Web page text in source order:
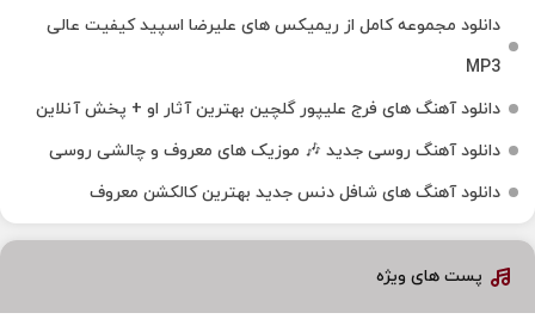
دانلود مجموعه کامل از ریمیکس های علیرضا اسپید کیفیت عالی
MP3
دانلود آهنگ های فرج علیپور گلچین بهترین آثار او + پخش آنلاین
دانلود آهنگ روسی جدید 🎶 موزیک‌ های معروف و چالشی روسی
دانلود آهنگ های شافل دنس جدید بهترین کالکشن معروف
پست های ویژه